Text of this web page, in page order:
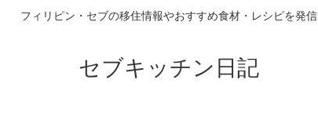
フィリピン・セブの移住情報やおすすめ食材・レシピを発信
セブキッチン日記